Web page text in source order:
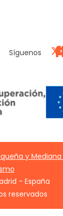
Síguenos
y Mediana
- España
reservados